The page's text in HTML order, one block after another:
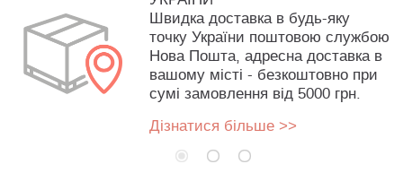
Швидка доставка в будь-яку
точку України поштовою службою
Нова Пошта, адресна доставка в
вашому місті - безкоштовно при
сумі замовлення від 5000 грн.
Дізнатися більше >>